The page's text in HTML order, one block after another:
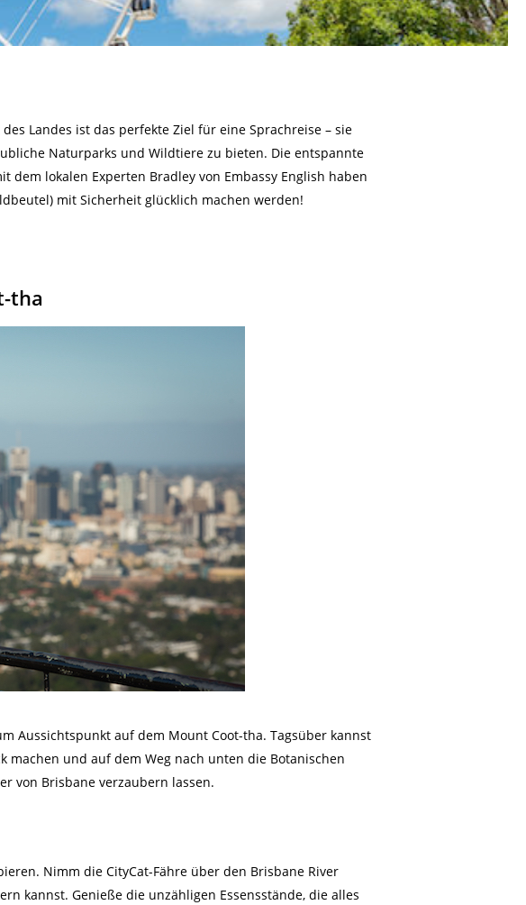
Landes ist das perfekte Ziel für eine Sprachreise – sie
Naturparks und Wildtiere zu bieten. Die entspannte
lokalen Experten Bradley von Embassy English haben
mit Sicherheit glücklich machen werden!
tha
Aussichtspunkt auf dem Mount Coot-tha. Tagsüber kannst
machen und auf dem Weg nach unten die Botanischen
von Brisbane verzaubern lassen.
Nimm die CityCat-Fähre über den Brisbane River
kannst. Genieße die unzähligen Essensstände, die alles